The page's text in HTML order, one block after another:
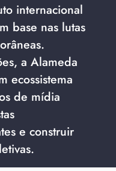
internacional
base nas lutas
a Alameda
ecossistema
de mídia
e construir